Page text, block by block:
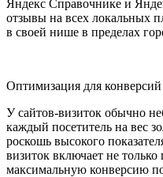
Яндекс Справочнике и
отзывы на всех локальных
в своей нише в пределах
Оптимизация для конверсий
У сайтов-визиток обычно
каждый посетитель на вес
роскошь высокого
визиток включает не
максимальную конверсию